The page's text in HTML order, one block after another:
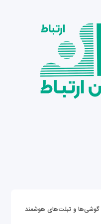
گوشی‌ها و تبلت‌های هوشمند